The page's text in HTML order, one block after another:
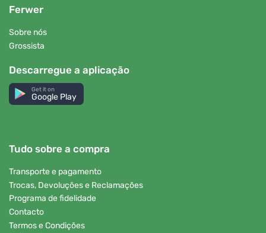
Ferwer
Sobre nós
Grossista
Descarregue a aplicação
Get it on
Google Play
Tudo sobre a compra
Transporte e pagamento
Trocas, Devoluções e Reclamações
Programa de fidelidade
Contacto
Termos e Condições